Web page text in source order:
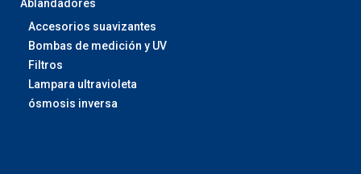
Ablandadores
Accesorios suavizantes
Bombas de medición y UV
Filtros
Lampara ultravioleta
ósmosis inversa